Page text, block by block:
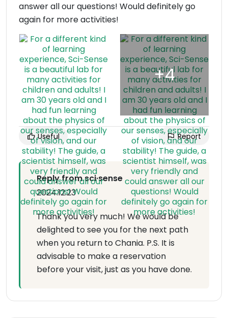
answer all our questions! Would definitely go
again for more activities!
Useful Report
Reply from sci·sense
2024.12.23
Thank you very much! We would be
delighted to see you for the next path
when you return to Chania. P.S. It is
advisable to make a reservation
before your visit, just as you have done.